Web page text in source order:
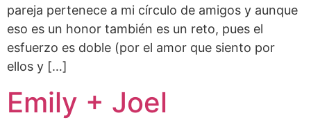
pareja pertenece a mi círculo de amigos y aunque
eso es un honor también es un reto, pues el
esfuerzo es doble (por el amor que siento por
ellos y […]
Emily + Joel